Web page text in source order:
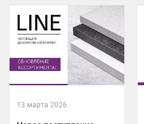
13 марта 2026